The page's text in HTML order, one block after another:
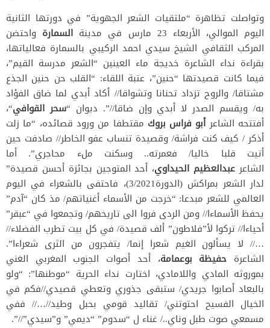
وتواصلت تظاهرة “ملتقيات الشعر الجهوية” في دورتها الثانية
اليوم الموالي، الأربعاء 23 مارس في مدينة
السمارة واحتضن
المركب الثقافي الشيخ سيدي احمد الركيبي بالسمارة فعالياتها،
بقراءة نداء الشاعرة خديجة ماء العينين “الشعر مدرسة القيم”،
فيما كانت قصيدتها “حنين”، عتبة اللقاء: “القلب حن حنين الجذع
مشتاقا/ والروح تزداد تحنانا وتشواقا// أكاد أبدي لما ضاق الفؤاد
به/ ويقسم الصدر لا أبدي وإن ضاقا//”. ديوان “سحر القوافي“،
أفتتحه الشاعرأبو فراس بروك مقتطفا من ورود قصائده، “ما زلت
أذكر / كيف كنت فراشة/ وقصيدة تنساب عفو الخاطر// صادفت حين
أتيت قلبا خاليا/ فعمرته.. وسكنت ملء محاجري”. أما
الشاعر عبدالعظيم الحيداوي، أحد المتوجين بجائزة أحسن قصيدة”
لدار الشعر بمراكش (الدورة3/2021)، فاحتفى بالشعراء في اليوم
العالمي للشعر مبدعا: “خرجت من الأسماء أغنياتهم/ مذ كان “آدم”
يحفظ الأسماءا// ومن الردى فروا الى تاريخهم/ وتجمعوا في “عبقر”
أحياءا// تركوا لأ”فلاطون” ألف قصيدة/ في كل بيت تطرب الفضلاء//
…// لا يسألون الغيم شعرا إنما/ يتفجرون من الثرى شعراءا”.
الشاعرة حفيظة بوعمامة، أحد أصوات الجنوب المغربي الغني
بموروثه المادي واللامادي، اختارت نداء الحرية “موطنها”: “ولو
بالبعاد أصابوا جريدي/ ستبقى جذوري وتعطي قصيدي//فكم في
الخيال الفسيح احتوتني/ تقاليد قومي بحبل وطيد//…// ففي
مسمعي صوت طبل وناي../ غناء ل “سدوم” “ديمي” و”سيدي”//”.